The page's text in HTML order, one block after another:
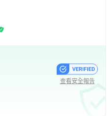
查看安全報告